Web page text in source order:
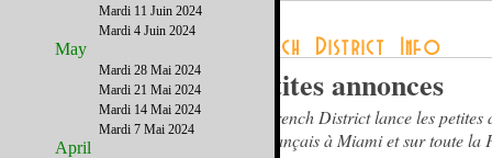
Petites annonces
Le French District lance les petites
en français à Miami et sur toute la
Mardi 11 Juin 2024
Mardi 4 Juin 2024
May
Mardi 28 Mai 2024
Mardi 21 Mai 2024
Mardi 14 Mai 2024
Mardi 7 Mai 2024
April